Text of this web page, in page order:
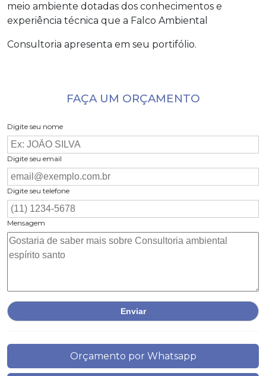
meio ambiente dotadas dos conhecimentos e
experiência técnica que a Falco Ambiental
Consultoria apresenta em seu portifólio.
FAÇA UM ORÇAMENTO
Digite seu nome
Digite seu email
Digite seu telefone
Mensagem
Orçamento por Whatsapp